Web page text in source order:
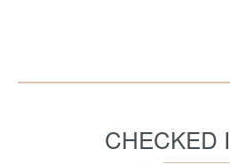
CHECKED